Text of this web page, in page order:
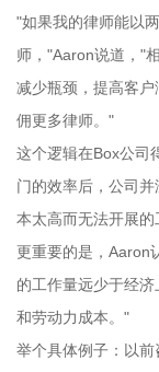
"如果我的律师能以
师，"Aaron说道，"
减少瓶颈，提高客
佣更多律师。"
这个逻辑在Box公司
门的效率后，公司
本太高而无法开展的
更重要的是，Aaron
的工作量远少于经
和劳动力成本。"
举个具体例子：以